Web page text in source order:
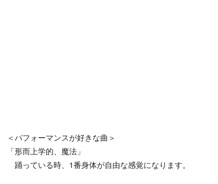
＜パフォーマンスが好きな曲＞
「形而上学的、魔法」
踊っている時、1番身体が自由な感覚になります。